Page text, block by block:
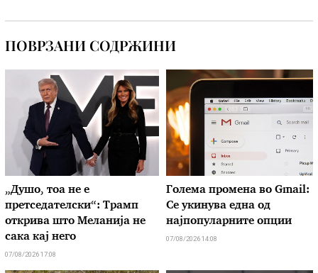
ПОВРЗАНИ СОДРЖИНИ
„Душо, тоа не е
претседателски“: Трамп
открива што Меланија не
сака кај него
07/08/2026 17:08
Голема промена во Gmail:
Се укинува една од
најпопуларните опции
07/08/2026 14:08